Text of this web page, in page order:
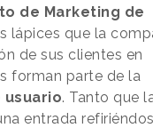
de Marketing de
lápices que la
de sus clientes en
forman parte de la
usuario. Tanto que
entrada